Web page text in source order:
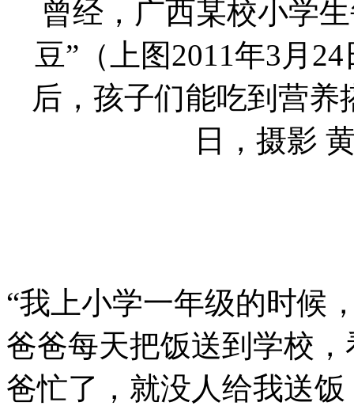
曾经，广西某校小学
豆”（上图2011年3月
后，孩子们能吃到营养
日，摄影
“我上小学一年级的时候
爸爸每天把饭送到学校
爸忙了，就没人给我送